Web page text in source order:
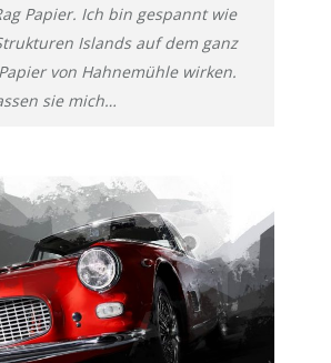
Papier. Ich bin gespannt wie
Islands auf dem ganz
von Hahnemühle wirken.
sie mich…